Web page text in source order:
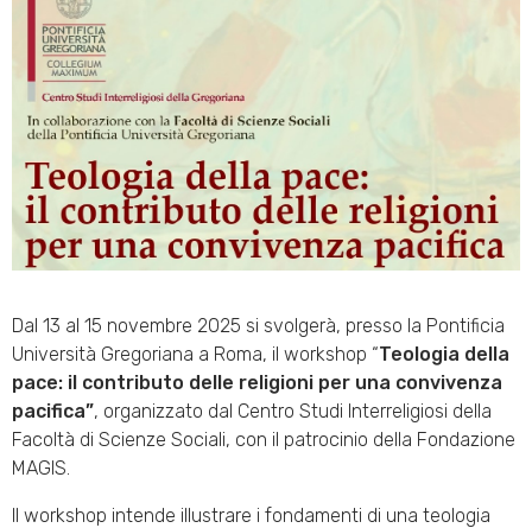
Dal 13 al 15 novembre 2025 si svolgerà, presso la Pontificia
Università Gregoriana a Roma, il workshop “Teologia della
pace: il contributo delle religioni per una convivenza
pacifica”, organizzato dal Centro Studi Interreligiosi della
Facoltà di Scienze Sociali, con il patrocinio della Fondazione
MAGIS.
Il workshop intende illustrare i fondamenti di una teologia